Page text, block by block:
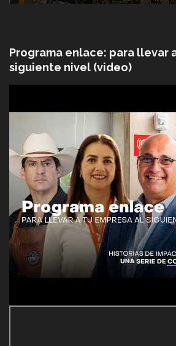
Programa enlace: para llevar
siguiente nivel (video)